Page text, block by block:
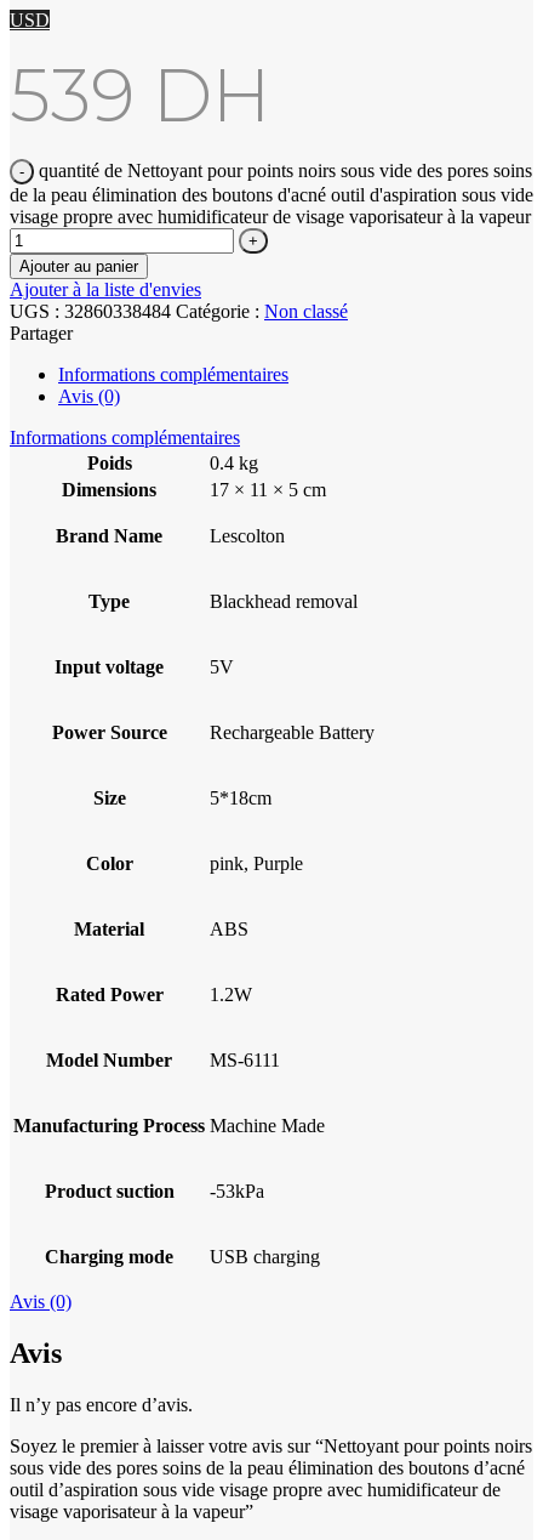
USD
539 DH
quantité de Nettoyant pour points noirs sous vide des pores soins
de la peau élimination des boutons d'acné outil d'aspiration sous vide
visage propre avec humidificateur de visage vaporisateur à la vapeur
Ajouter au panier
Ajouter à la liste d'envies
UGS : 32860338484 Catégorie : Non classé
Partager
Informations complémentaires
Avis (0)
Informations complémentaires
Poids
0.4 kg
Dimensions
17 × 11 × 5 cm
Brand Name Lescolton
Type Blackhead removal
Input voltage 5V
Power Source Rechargeable Battery
Size 5*18cm
Color pink, Purple
Material ABS
Rated Power 1.2W
Model Number MS-6111
Manufacturing Process Machine Made
Product suction -53kPa
Charging mode USB charging
Avis (0)
Avis
Il n’y pas encore d’avis.
Soyez le premier à laisser votre avis sur “Nettoyant pour points noirs
sous vide des pores soins de la peau élimination des boutons d’acné
outil d’aspiration sous vide visage propre avec humidificateur de
visage vaporisateur à la vapeur”